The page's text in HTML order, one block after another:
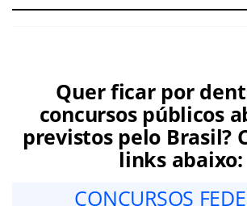
Quer ficar por
concursos públicos
previstos pelo Brasil?
links abaixo:
CONCURSOS